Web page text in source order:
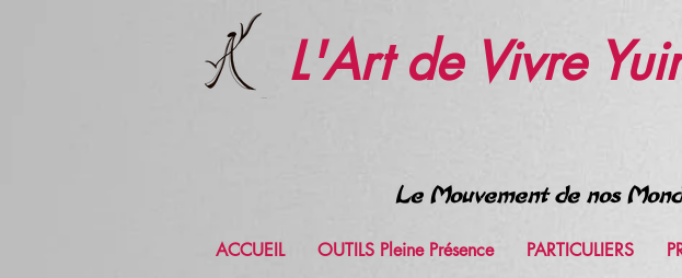
L'Art de Vivre
Le Mouvement de nos
ACCUEIL OUTILS Pleine Présence PARTICULIERS